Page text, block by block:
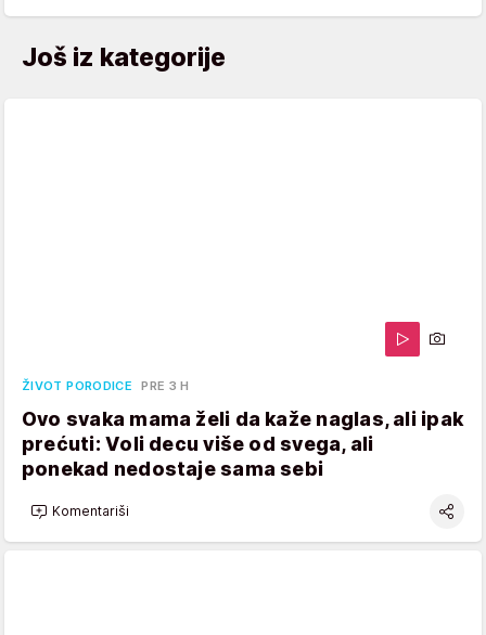
Još iz kategorije
ŽIVOT PORODICE PRE 3 H
Ovo svaka mama želi da kaže naglas, ali ipak
prećuti: Voli decu više od svega, ali
ponekad nedostaje sama sebi
Komentariši